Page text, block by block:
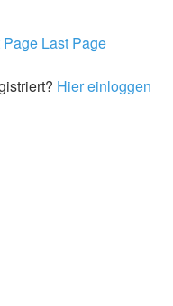
Page Last Page
Hier einloggen